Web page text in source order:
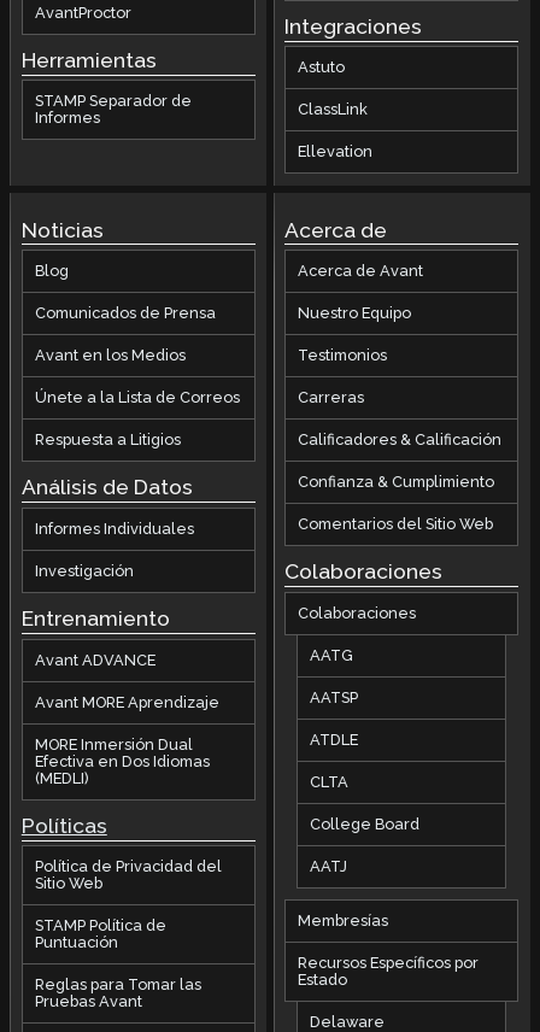
AvantProctor
Herramientas
STAMP Separador de
Informes
Integraciones
Astuto
ClassLink
Ellevation
Noticias
Blog
Comunicados de Prensa
Avant en los Medios
Únete a la Lista de Correos
Respuesta a Litigios
Análisis de Datos
Informes Individuales
Investigación
Entrenamiento
Avant ADVANCE
Avant MORE Aprendizaje
MORE Inmersión Dual
Efectiva en Dos Idiomas
(MEDLI)
Políticas
Política de Privacidad del
Sitio Web
STAMP Política de
Puntuación
Reglas para Tomar las
Pruebas Avant
Acerca de
Acerca de Avant
Nuestro Equipo
Testimonios
Carreras
Calificadores & Calificación
Confianza & Cumplimiento
Comentarios del Sitio Web
Colaboraciones
Colaboraciones
AATG
AATSP
ATDLE
CLTA
College Board
AATJ
Membresías
Recursos Específicos por
Estado
Delaware